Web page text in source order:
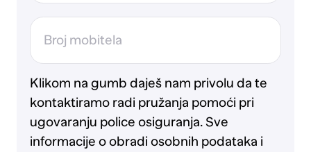
Broj mobitela
Klikom na gumb daješ nam privolu da te
kontaktiramo radi pružanja pomoći pri
ugovaranju police osiguranja. Sve
informacije o obradi osobnih podataka i